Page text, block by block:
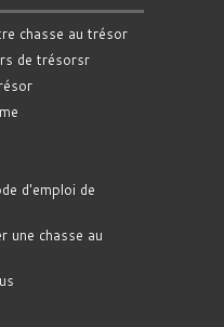
chasse au trésor
de trésorsr
d'emploi de
une chasse au